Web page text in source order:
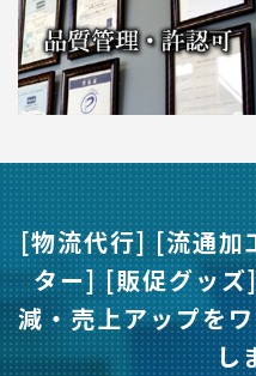
[物流代行] [流通
ター] [販促グッズ
減・売上アップを
し